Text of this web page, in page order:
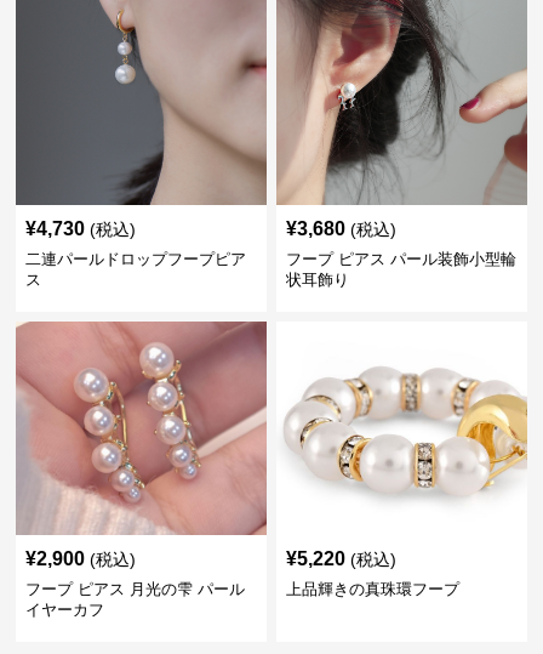
¥4,730 (税込)
二連パールドロップフープピア
ス
¥3,680 (税込)
フープ ピアス パール装飾小型輪
状耳飾り
¥2,900 (税込)
フープ ピアス 月光の雫 パール
イヤーカフ
¥5,220 (税込)
上品輝きの真珠環フープ